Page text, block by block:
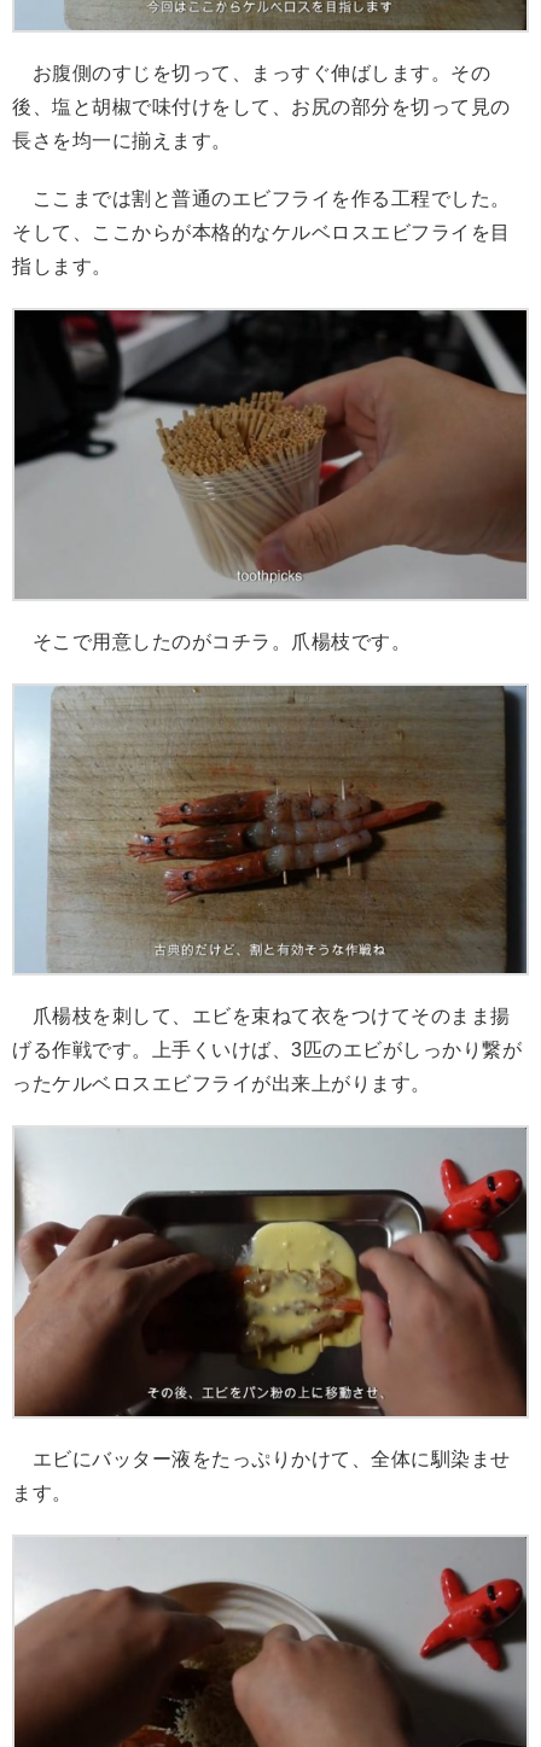
お腹側のすじを切って、まっすぐ伸ばします。その
後、塩と胡椒で味付けをして、お尻の部分を切って見の
長さを均一に揃えます。
ここまでは割と普通のエビフライを作る工程でした。
そして、ここからが本格的なケルベロスエビフライを目
指します。
そこで用意したのがコチラ。爪楊枝です。
爪楊枝を刺して、エビを束ねて衣をつけてそのまま揚
げる作戦です。上手くいけば、3匹のエビがしっかり繋が
ったケルベロスエビフライが出来上がります。
エビにバッター液をたっぷりかけて、全体に馴染ませ
ます。